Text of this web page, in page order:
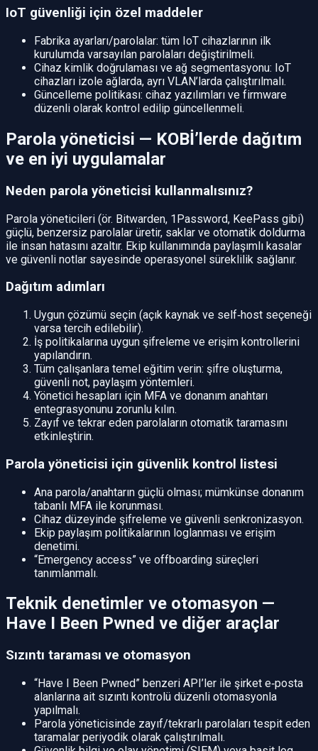
IoT güvenliği için özel maddeler
Fabrika ayarları/parolalar: tüm IoT cihazlarının ilk
kurulumda varsayılan parolaları değiştirilmeli.
Cihaz kimlik doğrulaması ve ağ segmentasyonu: IoT
cihazları izole ağlarda, ayrı VLAN’larda çalıştırılmalı.
Güncelleme politikası: cihaz yazılımları ve firmware
düzenli olarak kontrol edilip güncellenmeli.
Parola yöneticisi — KOBİ’lerde dağıtım
ve en iyi uygulamalar
Neden parola yöneticisi kullanmalısınız?
Parola yöneticileri (ör. Bitwarden, 1Password, KeePass gibi)
güçlü, benzersiz parolalar üretir, saklar ve otomatik doldurma
ile insan hatasını azaltır. Ekip kullanımında paylaşımlı kasalar
ve güvenli notlar sayesinde operasyonel süreklilik sağlanır.
Dağıtım adımları
Uygun çözümü seçin (açık kaynak ve self‑host seçeneği
varsa tercih edilebilir).
İş politikalarına uygun şifreleme ve erişim kontrollerini
yapılandırın.
Tüm çalışanlara temel eğitim verin: şifre oluşturma,
güvenli not, paylaşım yöntemleri.
Yönetici hesapları için MFA ve donanım anahtarı
entegrasyonunu zorunlu kılın.
Zayıf ve tekrar eden parolaların otomatik taramasını
etkinleştirin.
Parola yöneticisi için güvenlik kontrol listesi
Ana parola/anahtarın güçlü olması; mümkünse donanım
tabanlı MFA ile korunması.
Cihaz düzeyinde şifreleme ve güvenli senkronizasyon.
Ekip paylaşım politikalarının loglanması ve erişim
denetimi.
“Emergency access” ve offboarding süreçleri
tanımlanmalı.
Teknik denetimler ve otomasyon —
Have I Been Pwned ve diğer araçlar
Sızıntı taraması ve otomasyon
“Have I Been Pwned” benzeri API’ler ile şirket e‑posta
alanlarına ait sızıntı kontrolü düzenli otomasyonla
yapılmalı.
Parola yöneticisinde zayıf/tekrarlı parolaları tespit eden
taramalar periyodik olarak çalıştırılmalı.